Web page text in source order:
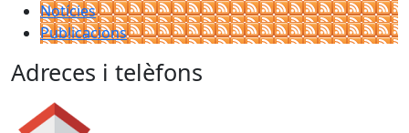
Notícies
Publicacions
Adreces i telèfons